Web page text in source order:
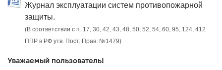
Журнал эксплуатации систем противопожарной
защиты.
(В соответствии с п. 17, 30, 42, 43, 48, 50, 52, 54, 60, 95, 124, 412
ППР в РФ утв. Пост. Прав. №1479)
Уважаемый пользователь!